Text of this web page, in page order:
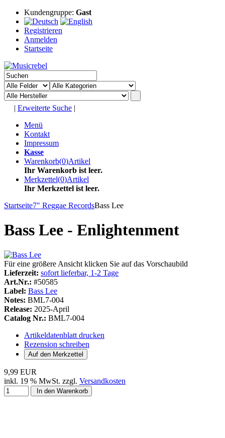
Kundengruppe: Gast
Registrieren
Anmelden
Startseite
| Erweiterte Suche |
Menü
Kontakt
Impressum
Kasse
Warenkorb(0)Artikel
Ihr Warenkorb ist leer.
Merkzettel(0)Artikel
Ihr Merkzettel ist leer.
Startseite7" Reggae RecordsBass Lee
Bass Lee - Enlightenment
Für eine größere Ansicht klicken Sie auf das Vorschaubild
Lieferzeit: sofort lieferbar, 1-2 Tage
Art.Nr.: #50585
Label: Bass Lee
Notes: BML7-004
Release: 2025-April
Catalog Nr.: BML7-004
Artikeldatenblatt drucken
Rezension schreiben
9,99 EUR
inkl. 19 % MwSt. zzgl. Versandkosten
In den Warenkorb